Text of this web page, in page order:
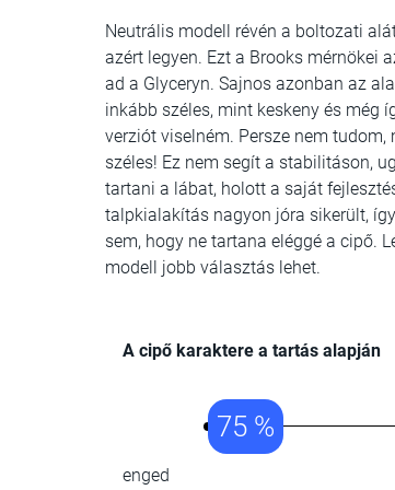
Neutrális modell révén a boltozati
azért legyen. Ezt a Brooks mérnökei
ad a Glyceryn. Sajnos azonban az
inkább széles, mint keskeny és még
verziót viselném. Persze nem
széles! Ez nem segít a stabilitáson,
tartani a lábat, holott a saját
talpkialakítás nagyon jóra sikerült,
sem, hogy ne tartana eléggé a cipő.
modell jobb választás lehet.
A cipő karaktere a tartás alapján
75 %
enged